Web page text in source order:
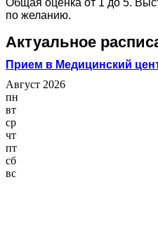
по желанию.
Актуальное
Прием в Медицинский
Август 2026
пн
вт
ср
чт
пт
сб
вс